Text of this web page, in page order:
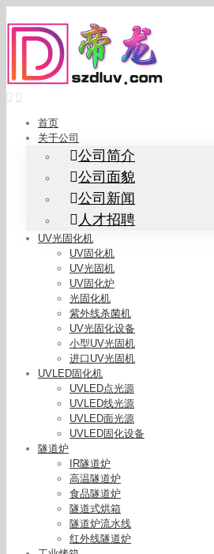
to
content
首页
关于公司
公司简介
公司面貌
公司新闻
人才招聘
UV光固化机
UV固化机
UV光固机
UV固化炉
光固化机
紫外线杀菌机
UV光固化设备
小型UV光固机
进口UV光固机
UVLED固化机
UVLED点光源
UVLED线光源
UVLED面光源
UVLED固化设备
隧道炉
IR隧道炉
高温隧道炉
食品隧道炉
隧道式烘箱
隧道炉流水线
红外线隧道炉